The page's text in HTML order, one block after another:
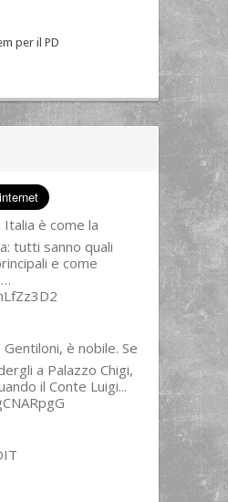
per il PD
è come la
tutti sanno quali
e come
è nobile. Se
a Palazzo Chigi,
il Conte Luigi...